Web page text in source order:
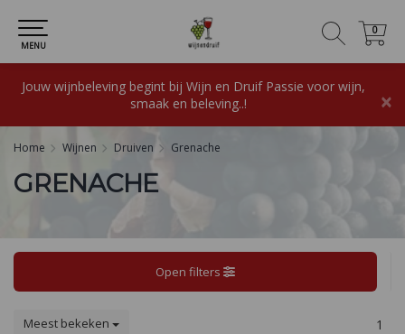
0
0
MENU
Jouw wijnbeleving begint bij Wijn en Druif Passie voor wijn,
smaak en beleving..!
×
Home Wijnen Druiven Grenache
GRENACHE
Open filters
Meest bekeken 1